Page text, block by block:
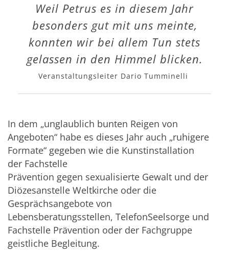
Weil Petrus es in diesem Jahr
besonders gut mit uns meinte,
konnten wir bei allem Tun stets
gelassen in den Himmel blicken.
Veranstaltungsleiter Dario Tumminelli
In dem „unglaublich bunten Reigen von
Angeboten“ habe es dieses Jahr auch „ruhigere
Formate“ gegeben wie die Kunstinstallation
der Fachstelle
Prävention gegen sexualisierte Gewalt und der
Diözesanstelle Weltkirche oder die
Gesprächsangebote von
Lebensberatungsstellen, TelefonSeelsorge und
Fachstelle Prävention oder der Fachgruppe
geistliche Begleitung.